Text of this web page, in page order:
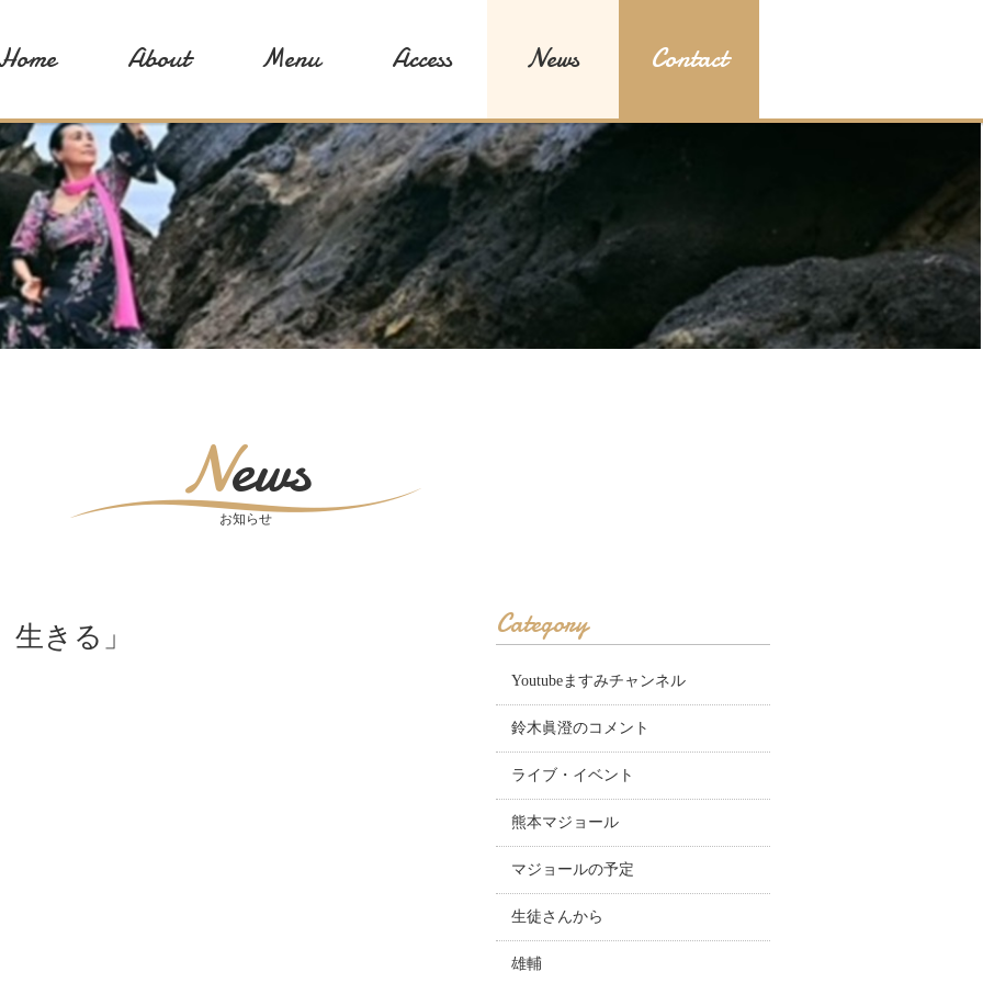
About Menu Access News Contact
News
お知らせ
きる」 Category
Youtubeますみチャンネル
鈴木眞澄のコメント
ライブ・イベント
熊本マジョール
マジョールの予定
生徒さんから
雄輔